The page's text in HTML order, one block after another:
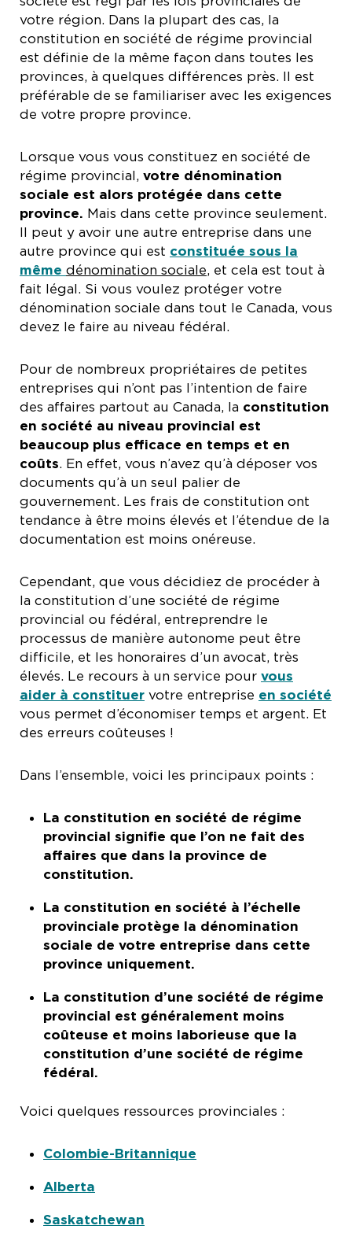
votre région. Dans la plupart des cas, la
constitution en société de régime provincial
est définie de la même façon dans toutes les
provinces, à quelques différences près. Il est
préférable de se familiariser avec les exigences
de votre propre province.
Lorsque vous vous constituez en société de
régime provincial, votre dénomination
sociale est alors protégée dans cette
province. Mais dans cette province seulement.
Il peut y avoir une autre entreprise dans une
autre province qui est constituée sous la
même dénomination sociale, et cela est tout à
fait légal. Si vous voulez protéger votre
dénomination sociale dans tout le Canada, vous
devez le faire au niveau fédéral.
Pour de nombreux propriétaires de petites
entreprises qui n’ont pas l’intention de faire
des affaires partout au Canada, la constitution
en société au niveau provincial est
beaucoup plus efficace en temps et en
coûts. En effet, vous n’avez qu’à déposer vos
documents qu’à un seul palier de
gouvernement. Les frais de constitution ont
tendance à être moins élevés et l’étendue de la
documentation est moins onéreuse.
Cependant, que vous décidiez de procéder à
la constitution d’une société de régime
provincial ou fédéral, entreprendre le
processus de manière autonome peut être
difficile, et les honoraires d’un avocat, très
élevés. Le recours à un service pour vous
aider à constituer votre entreprise en société
vous permet d’économiser temps et argent. Et
des erreurs coûteuses !
Dans l’ensemble, voici les principaux points :
La constitution en société de régime
provincial signifie que l’on ne fait des
affaires que dans la province de
constitution.
La constitution en société à l’échelle
provinciale protège la dénomination
sociale de votre entreprise dans cette
province uniquement.
La constitution d’une société de régime
provincial est généralement moins
coûteuse et moins laborieuse que la
constitution d’une société de régime
fédéral.
Voici quelques ressources provinciales :
Colombie-Britannique
Alberta
Saskatchewan